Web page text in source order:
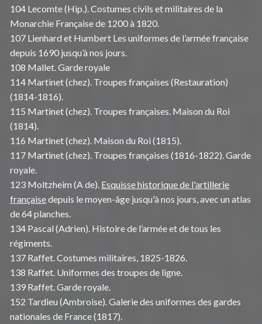
104 Lecomte (Hip.). Costumes civils et militaires de la
Monarchie Française de 1200 à 1820.
107 Lienhard et Humbert Les uniformes de l’armée française
depuis 1690 jusqu’à nos jours.
108 Mallet. Garde royale
114 Martinet (chez). Troupes françaises (Restauration)
(1814-1816).
115 Martinet (chez). Troupes françaises. Maison du Roi
(1814).
116 Martinet (chez). Maison du Roi (1815).
117 Martinet (chez). Troupes françaises (1816-1822). Garde
royale.
123 Moltzheim (A de). Esquisse historique de l'artillerie
françaisedepuis le moyen-âge jusqu'à nos jours, avec un atlas
de 64 planches.
134 Pascal (Adrien). Histoire de l’armée et de tous les
régiments.
137 Raffet. Costumes militaires, 1825-1826.
138 Raffet. Uniformes des troupes de ligne.
139 Raffet. Garde royale.
152 Tardieu (Ambroise). Galerie des uniformes des gardes
nationales de France (1817).